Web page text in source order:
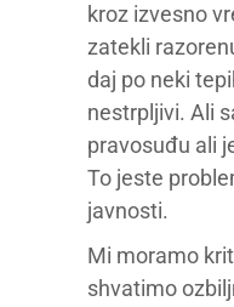
kroz izvesno
zatekli
daj po neki
nestrpljivi. Ali
pravosuđu ali
To jeste
javnosti.
Mi moramo
shvatimo